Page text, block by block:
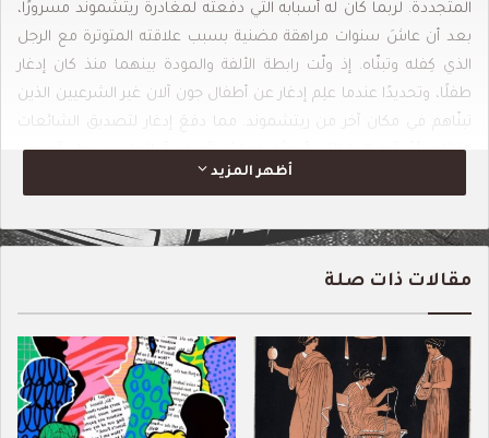
المتجددة. لربما كان له أسبابه التي دفعتْه لمغادرة ريتشموند مسرورًا،
بعد أن عاشَ سنوات مراهقة مضنية بسبب علاقته المتوترة مع الرجل
الذي كِفله وتبنّاه. إذ ولّت رابطة الألفة والمودة بينهما منذ كان إدغار
طفلًا، وتحديدًا عندما علِم إدغار عن أطفال جون آلان غير الشرعيين الذين
تبنّاهم في مكان آخر من ريتشموند. مما دفعَ إدغار لتصديق الشائعات
القائلة بأنّ أمه إليزا التي أنجبتْه حملتْ بأصغر أبنائها من رجل آخر غير
إشارته-: “ومعاذ الله يا عزيزي هنري أن نؤاخذَ الحيّ بجريرة الميّت.” وفي
إليه؟ لِمَ لا يحسّن وضعه اعتمادًا على نفسه كما فعل جون آلان؟ ومما
لا شك فيه أن جون آلان -حينئذ- قد خرج من وضع حرِج بفضل عمه ذي
الثروة بعد أن ورِث عنه ثروته، ومع ذلك لم يحظَ بالنّعم التي تمتّع بها
أظهر المزيد
مقالات ذات صلة